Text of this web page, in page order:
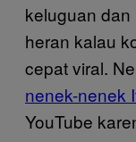
keluguan dan
heran kalau
cepat viral.
nenek-nenek
YouTube